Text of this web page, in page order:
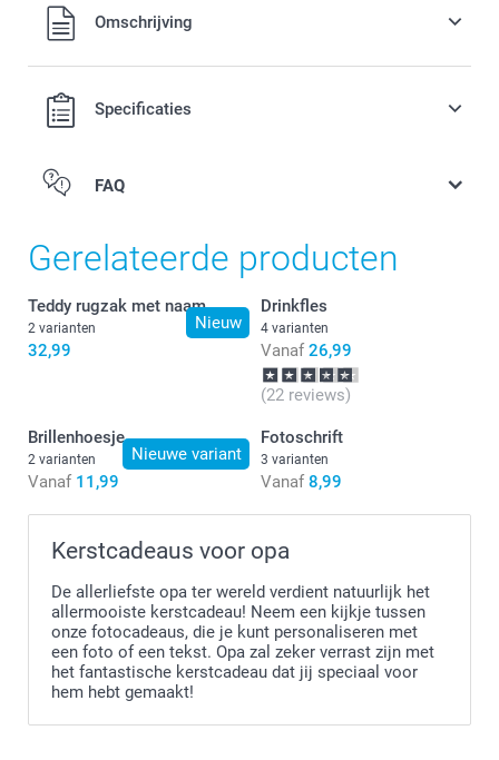
Alle prijzen zijn in EURO (€) inclusief BTW en exclusief
verzendkosten.Omschrijving
Specificaties
FAQ
Gerelateerde producten
Nieuw
Teddy rugzak met naam
2 varianten
32,99
Drinkfles
4 varianten
Vanaf 26,99
(22 reviews)
Nieuwe variant
Brillenhoesje
2 varianten
Vanaf 11,99
Fotoschrift
3 varianten
Vanaf 8,99
Kerstcadeaus voor opa
De allerliefste opa ter wereld verdient natuurlijk het
allermooiste kerstcadeau! Neem een kijkje tussen
onze fotocadeaus, die je kunt personaliseren met
een foto of een tekst. Opa zal zeker verrast zijn met
het fantastische kerstcadeau dat jij speciaal voor
hem hebt gemaakt!